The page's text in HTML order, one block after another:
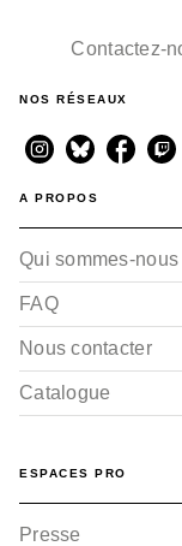
Contactez-
NOS RÉSEAUX
A PROPOS
Qui sommes-nous
FAQ
Nous contacter
Catalogue
ESPACES PRO
Presse